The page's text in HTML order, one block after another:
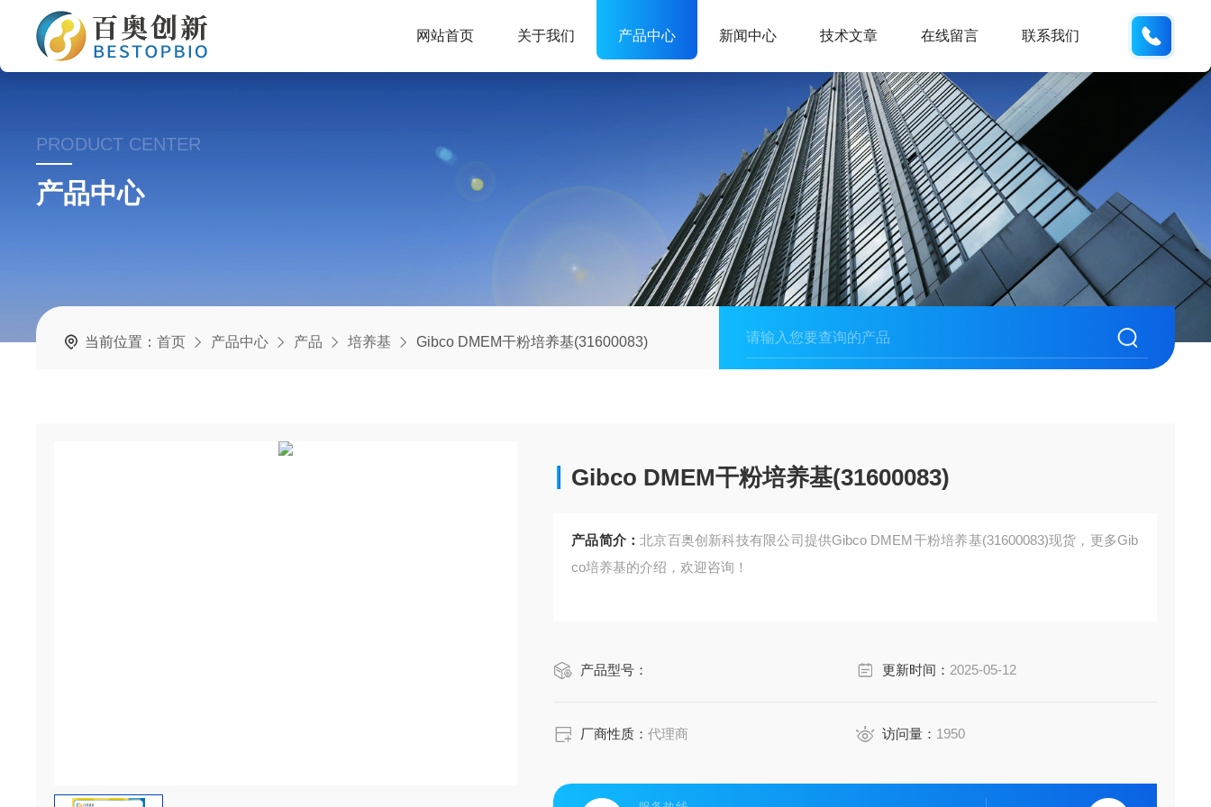
网站首页 关于我们 产品中心 新闻中心 技术文章 在线留言 联系我们
PRODUCT CENTER
产品中心
当前位置：首页 产品中心 产品 培养基 Gibco DMEM干粉培养基(31600083)
Gibco DMEM干粉培养基(31600083)
产品简介：北京百奥创新科技有限公司提供Gibco DMEM干粉培养基(31600083)现货，更多Gib
co培养基的介绍，欢迎咨询！
产品型号： 更新时间： 2025-05-12
厂商性质：代理商 访问量： 1950